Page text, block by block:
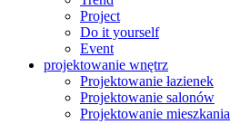
Project
Do it yourself
Event
projektowanie wnętrz
Projektowanie łazienek
Projektowanie salonów
Projektowanie mieszkania